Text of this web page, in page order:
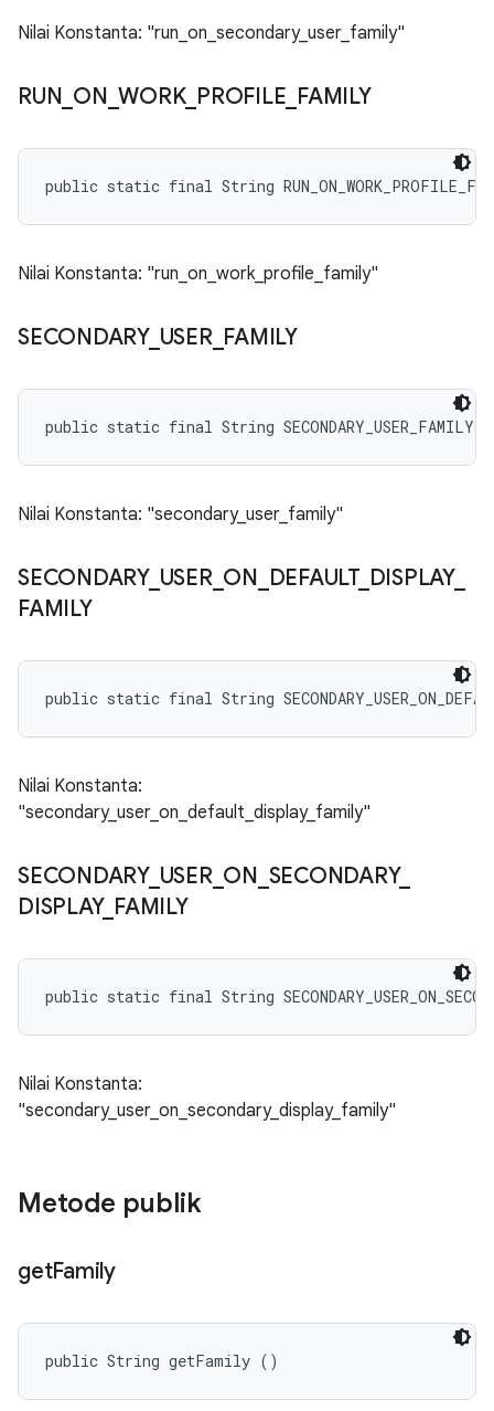
Nilai Konstanta: "run_on_secondary_user_family"
RUN ON _WORK_ PROFILE FAMILY
public static final String
Nilai Konstanta: "run_on_work_profile_family"
SECONDARY_ USER_ FAMILY
public static final String SECONDARY_USER_FAMILY
Nilai Konstanta: "secondary_user_family"
SECONDARY_ USER_ ON DEFAULT_ DISPLAY_
FAMILY
public static final String
Nilai Konstanta:
"secondary_user_on_default_display_family"
SECONDARY_ USER_ ON SECONDARY_
DISPLAY_ FAMILY
public static final String
Nilai Konstanta:
"secondary_user_on_secondary_display_family"
Metode publik
getFamily
public String getFamily ()